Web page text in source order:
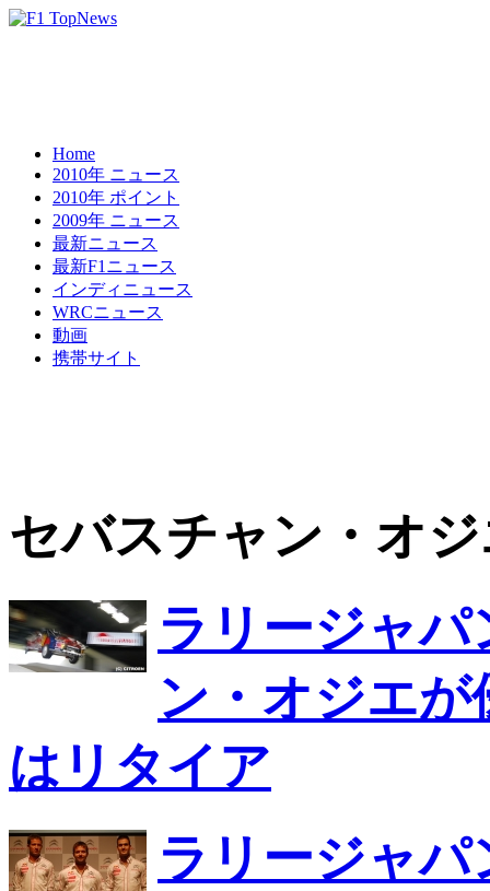
Home
2010年 ニュース
2010年 ポイント
2009年 ニュース
最新ニュース
最新F1ニュース
インディニュース
WRCニュース
動画
携帯サイト
セバスチャン・オ
ラリージャ
ン・オジエ
はリタイア
ラリージャ